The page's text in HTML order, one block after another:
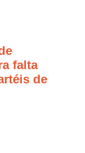
falta
de